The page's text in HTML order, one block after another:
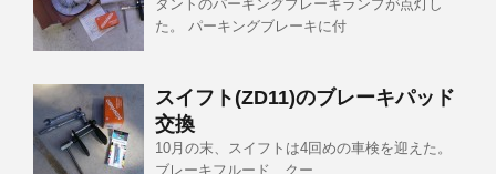
タントのパーキングブレーキランプが点灯し
た。 パーキングブレーキに付
スイフト(ZD11)のブレーキパッド
交換
10月の末、スイフトは4回めの車検を迎えた。
ブレーキフルード、クー